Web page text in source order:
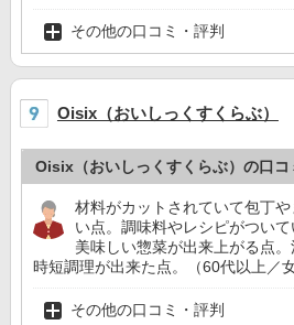
その他の口コミ・評判
Oisix（おいしっくすくらぶ）
Oisix（おいしっくすくらぶ）の口コ
材料がカットされていて包丁
い点。調味料やレシピがつい
美味しい惣菜が出来上がる点
時短調理が出来た点。（60代以上／女
その他の口コミ・評判